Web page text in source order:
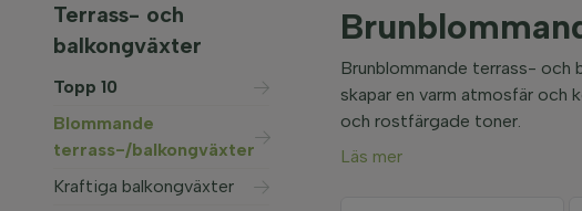
Terrass- och
balkongväxter
Topp 10
Blommande
terrass-/balkongväxter
Kraftiga balkongväxter
Brunblommande terrass- och
skapar en varm atmosfär
och rostfärgade toner.
Läs mer